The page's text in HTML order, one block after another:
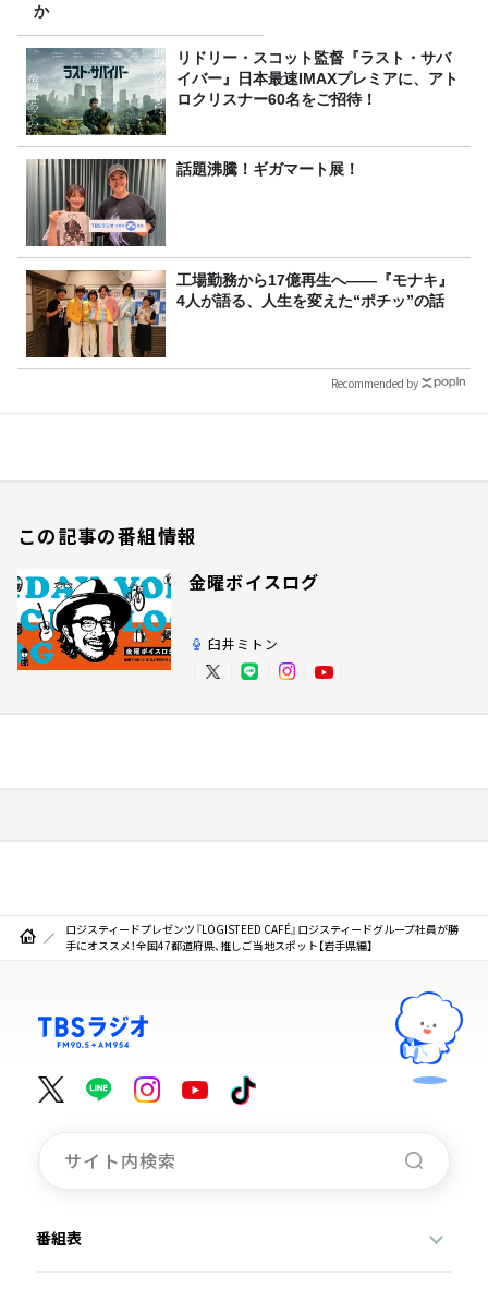
か
リドリー・スコット監督『ラスト・サバ
イバー』日本最速IMAXプレミアに、アト
ロクリスナー60名をご招待！
話題沸騰！ギガマート展！
工場勤務から17億再生へ——『モナキ』
4人が語る、人生を変えた“ポチッ”の話
Recommended by
この記事の番組情報
金曜ボイスログ
臼井ミトン
ロジスティードプレゼンツ『LOGISTEED CAFÉ』ロジスティードグループ社員が勝
手にオススメ！全国47都道府県、推しご当地スポット【岩手県編】
番組表